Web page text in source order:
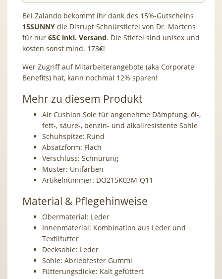
Bei Zalando bekommt ihr dank des 15%-Gutscheins
15SUNNY die Disrupt Schnürstiefel von Dr. Martens
für nur 65€ inkl. Versand. Die Stiefel sind unisex und
kosten sonst mind. 173€!
Wer Zugriff auf Mitarbeiterangebote (aka Corporate
Benefits) hat, kann nochmal 12% sparen!
Mehr zu diesem Produkt
Air Cushion Sole für angenehme Dämpfung, öl-,
fett-, säure-, benzin- und alkaliresistente Sohle
Schuhspitze: Rund
Absatzform: Flach
Verschluss: Schnürung
Muster: Unifarben
Artikelnummer: DO215K03M-Q11
Material & Pflegehinweise
Obermaterial: Leder
Innenmaterial: Kombination aus Leder und
Textilfutter
Decksohle: Leder
Sohle: Abriebfester Gummi
Fütterungsdicke: Kalt gefüttert